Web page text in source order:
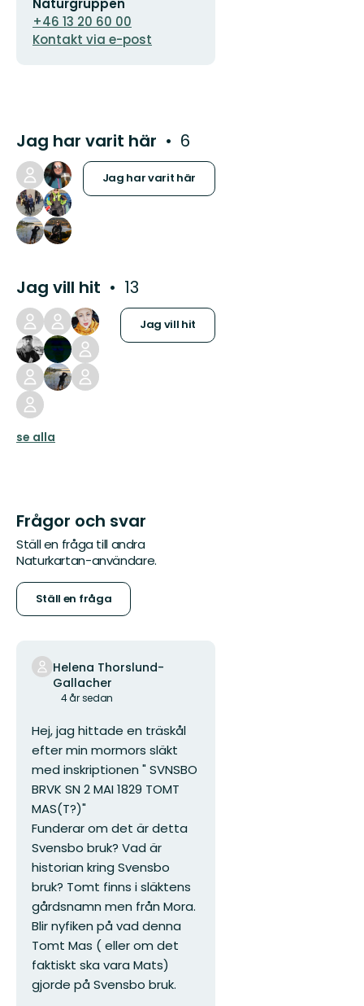
postadress
Naturgruppen
+46 13 20 60 00
Kontakt via e-post
Jag har varit här 6
Jag har varit här
Jag vill hit 13
Jag vill hit
se alla
Frågor och svar
Ställ en fråga till andra
Naturkartan-användare.
Ställ en fråga
Helena Thorslund-
Gallacher
4 år sedan
Hej, jag hittade en träskål
efter min mormors släkt
med inskriptionen " SVNSBO
BRVK SN 2 MAI 1829 TOMT
MAS(T?)"
Funderar om det är detta
Svensbo bruk? Vad är
historian kring Svensbo
bruk? Tomt finns i släktens
gårdsnamn men från Mora.
Blir nyfiken på vad denna
Tomt Mas ( eller om det
faktiskt ska vara Mats)
gjorde på Svensbo bruk.